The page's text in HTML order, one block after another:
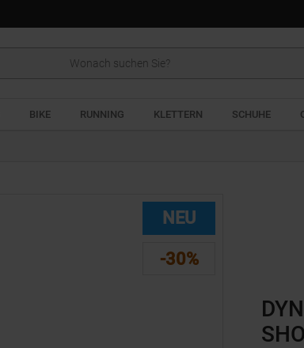
BIKE RUNNING KLETTERN SCHUHE
NEU
-30%